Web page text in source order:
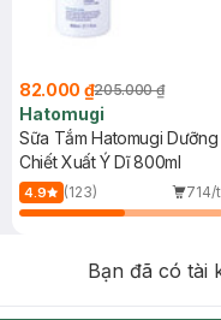
82.000 ₫205.000 ₫
Hatomugi
Sữa Tắm Hatomugi Dưỡng
Chiết Xuất Ý Dĩ 800ml
4.9 (123)
714/
Bạn đã có tài